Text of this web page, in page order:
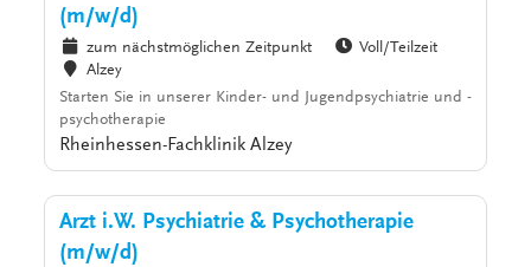
(m/w/d)
zum nächstmöglichen Zeitpunkt
Voll/Teilzeit
Alzey
Starten Sie in unserer Kinder- und Jugendpsychiatrie und -
psychotherapie
Rheinhessen-Fachklinik Alzey
Arzt i.W. Psychiatrie & Psychotherapie
(m/w/d)